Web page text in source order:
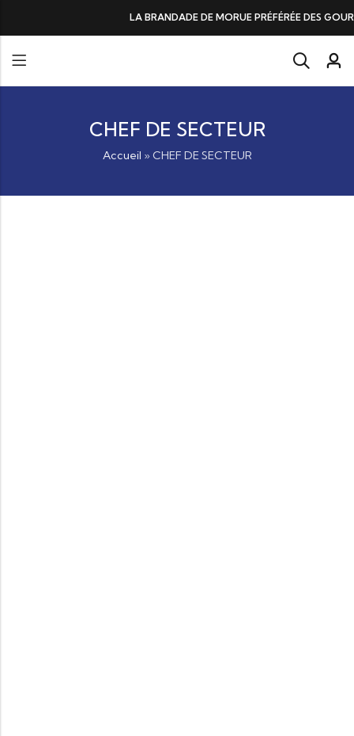
LA BRANDADE DE MORUE PRÉFÉRÉE DES GOURMANDS, N°1
CHEF DE SECTEUR
Accueil » CHEF DE SECTEUR